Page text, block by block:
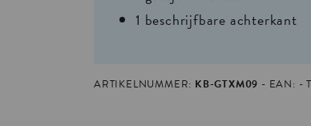
1 beschrijfbare achterkant
ARTIKELNUMMER: KB-GTXM09 EAN: